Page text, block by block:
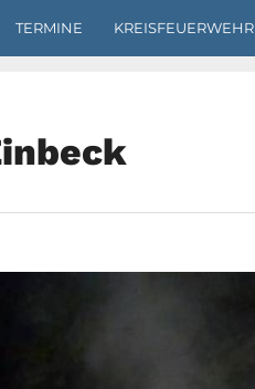
TERMINE KREISFEUERWEHR